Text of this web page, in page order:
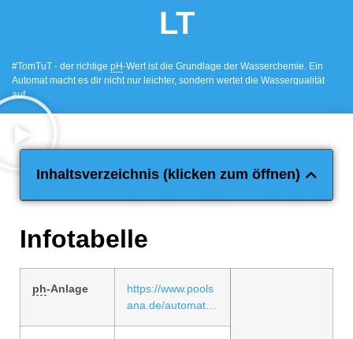
LT
#TomTuT - der richtige pH-Wert ist die Grundlage der Wasserchemie. Ein
Automat macht es dir nicht nur leichter, sondern wertet die Wasserqualität
auf.
Inhaltsverzeichnis (klicken zum öffnen)
Infotabelle
ph-Anlage
https://www.pools
ana.de/automat…